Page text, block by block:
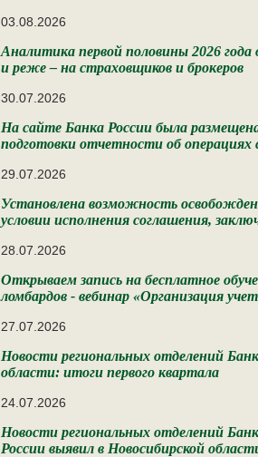
03.08.2026
Аналитика первой половины 2026
и реже – на страховщиков и брокеров
30.07.2026
На сайте Банка России была
подготовки отчетности об
29.07.2026
Установлена возможность
условии исполнения соглашения,
28.07.2026
Открываем запись на бесплатное
ломбардов - вебинар «Организация
27.07.2026
Новости региональных отделений
области: итоги первого квартала
24.07.2026
Новости региональных отделений
России выявил в Новосибирской